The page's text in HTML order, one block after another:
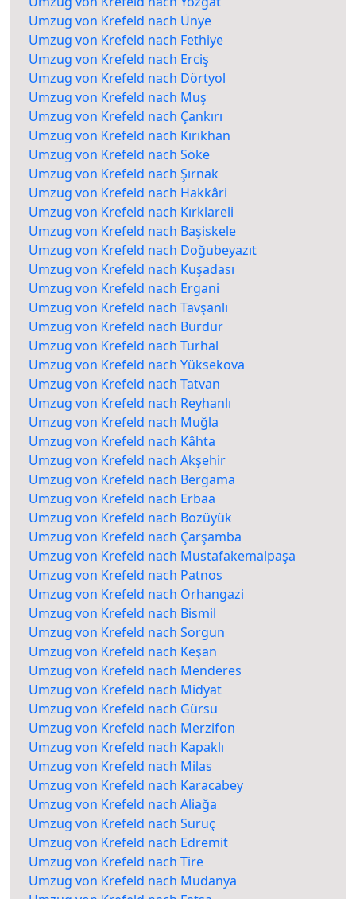
Umzug von Krefeld nach Ünye
Umzug von Krefeld nach Fethiye
Umzug von Krefeld nach Erciş
Umzug von Krefeld nach Dörtyol
Umzug von Krefeld nach Muş
Umzug von Krefeld nach Çankırı
Umzug von Krefeld nach Kırıkhan
Umzug von Krefeld nach Söke
Umzug von Krefeld nach Şırnak
Umzug von Krefeld nach Hakkâri
Umzug von Krefeld nach Kırklareli
Umzug von Krefeld nach Başiskele
Umzug von Krefeld nach Doğubeyazıt
Umzug von Krefeld nach Kuşadası
Umzug von Krefeld nach Ergani
Umzug von Krefeld nach Tavşanlı
Umzug von Krefeld nach Burdur
Umzug von Krefeld nach Turhal
Umzug von Krefeld nach Yüksekova
Umzug von Krefeld nach Tatvan
Umzug von Krefeld nach Reyhanlı
Umzug von Krefeld nach Muğla
Umzug von Krefeld nach Kâhta
Umzug von Krefeld nach Akşehir
Umzug von Krefeld nach Bergama
Umzug von Krefeld nach Erbaa
Umzug von Krefeld nach Bozüyük
Umzug von Krefeld nach Çarşamba
Umzug von Krefeld nach Mustafakemalpaşa
Umzug von Krefeld nach Patnos
Umzug von Krefeld nach Orhangazi
Umzug von Krefeld nach Bismil
Umzug von Krefeld nach Sorgun
Umzug von Krefeld nach Keşan
Umzug von Krefeld nach Menderes
Umzug von Krefeld nach Midyat
Umzug von Krefeld nach Gürsu
Umzug von Krefeld nach Merzifon
Umzug von Krefeld nach Kapaklı
Umzug von Krefeld nach Milas
Umzug von Krefeld nach Karacabey
Umzug von Krefeld nach Aliağa
Umzug von Krefeld nach Suruç
Umzug von Krefeld nach Edremit
Umzug von Krefeld nach Tire
Umzug von Krefeld nach Mudanya